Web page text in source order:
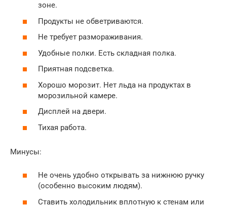
зоне.
Продукты не обветриваются.
Не требует размораживания.
Удобные полки. Есть складная полка.
Приятная подсветка.
Хорошо морозит. Нет льда на продуктах в
морозильной камере.
Дисплей на двери.
Тихая работа.
Минусы:
Не очень удобно открывать за нижнюю ручку
(особенно высоким людям).
Ставить холодильник вплотную к стенам или